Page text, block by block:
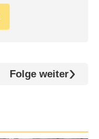
Folge weiter